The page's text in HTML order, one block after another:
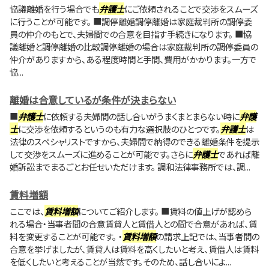
協議離婚を行う場合でも弁護士にご依頼されることで交渉をスムーズ
に行うことが可能です。 ■調停離婚調停離婚は家庭裁判所の調停委
員の仲介のもとで、夫婦間での合意を目指す手続きになります。 ■協
議離婚と調停離婚の比較調停離婚の場合は家庭裁判所の調停委員の
仲介がありますから、ある程度時間と手間、費用がかかります。一方で
協...
離婚は合意しているが条件が決まらない
■弁護士に依頼する夫婦間の話し合いがうまくまとまらない時に弁護
士に交渉を依頼するというのも有力な選択肢のひとつです。弁護士は
法律のスペシャリストですから、夫婦間で納得のできる離婚条件を提示
して交渉をスムーズに進めることが可能です。さらに弁護士であれば離
婚訴訟までまるごとお任せいただけます。 調和法律事務所では、調...
賃料増額
ここでは、 賃料増額についてご紹介します。 ■賃料の値上げが認めら
れる場合・当事者間の合意賃貸人と賃借人との間で合意があれば、賃
料を変更することが可能です。 ・賃料増額の請求上記では、当事者間の
合意を挙げましたが、賃貸人は賃料を高くしたいと考え、賃借人は賃料
を低くしたいと考えることが当然です。そのため、話し合いによ...